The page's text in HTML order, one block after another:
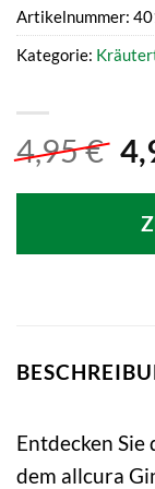
4,95€
Artikelnummer:
Kategorie:
Entdecken
dem allcura